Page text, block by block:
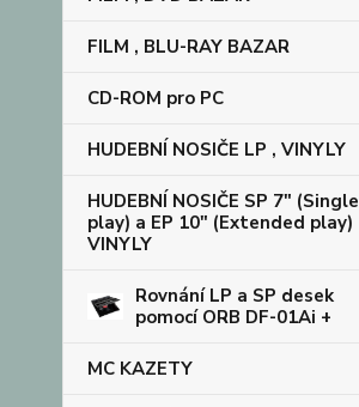
FILM , BLU-RAY BAZAR
CD-ROM pro PC
HUDEBNÍ NOSIČE LP , VINYLY
HUDEBNÍ NOSIČE SP 7" (Single
play) a EP 10" (Extended play)
VINYLY
Rovnání LP a SP desek
pomocí ORB DF-01Ai +
MC KAZETY